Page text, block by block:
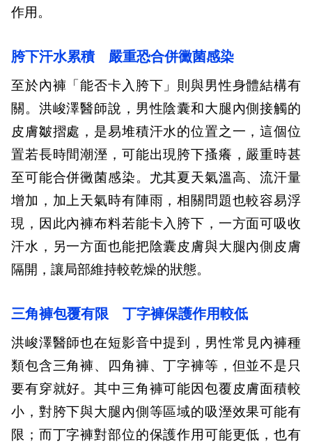
作用。
胯下汗水累積 嚴重恐合併黴菌感染
至於內褲「能否卡入胯下」則與男性身體結構有
關。洪峻澤醫師說，男性陰囊和大腿內側接觸的
皮膚皺摺處，是易堆積汗水的位置之一，這個位
置若長時間潮溼，可能出現胯下搔癢，嚴重時甚
至可能合併黴菌感染。尤其夏天氣溫高、流汗量
增加，加上天氣時有陣雨，相關問題也較容易浮
現，因此內褲布料若能卡入胯下，一方面可吸收
汗水，另一方面也能把陰囊皮膚與大腿內側皮膚
隔開，讓局部維持較乾燥的狀態。
三角褲包覆有限 丁字褲保護作用較低
洪峻澤醫師也在短影音中提到，男性常見內褲種
類包含三角褲、四角褲、丁字褲等，但並不是只
要有穿就好。其中三角褲可能因包覆皮膚面積較
小，對胯下與大腿內側等區域的吸溼效果可能有
限；而丁字褲對部位的保護作用可能更低，也有